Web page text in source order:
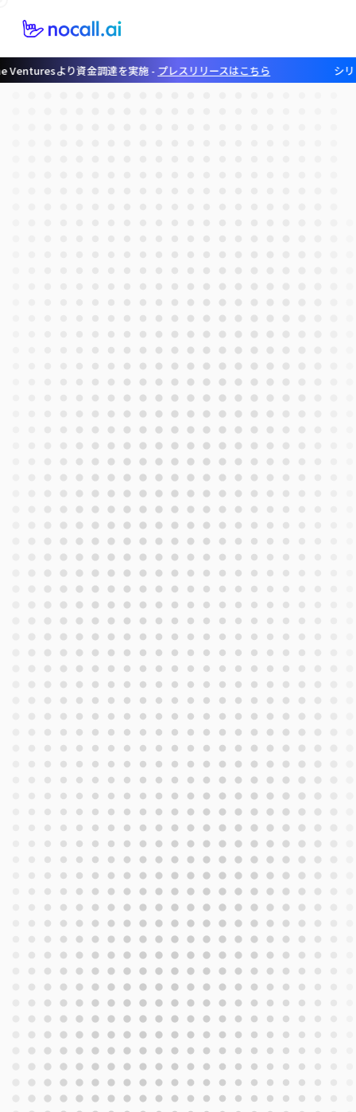
り資金調達を実施 -プレスリリースはこちら シリコンバ